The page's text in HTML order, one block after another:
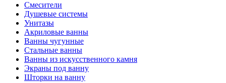
Смесители
Душевые системы
Унитазы
Акриловые ванны
Ванны чугунные
Стальные ванны
Ванны из искусственного камня
Экраны под ванну
Шторки на ванну